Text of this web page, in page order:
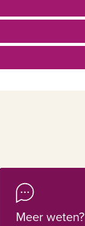
Meer weten?